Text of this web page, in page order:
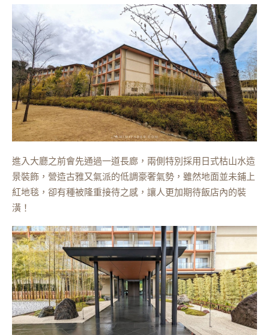
進入大廳之前會先通過一道長廊，兩側特別採用日式枯山水造
景裝飾，營造古雅又氣派的低調豪奢氣勢，雖然地面並未鋪上
紅地毯，卻有種被隆重接待之感，讓人更加期待飯店內的裝
潢！